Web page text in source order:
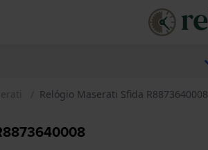
Relógio Maserati Sfida R8873640008